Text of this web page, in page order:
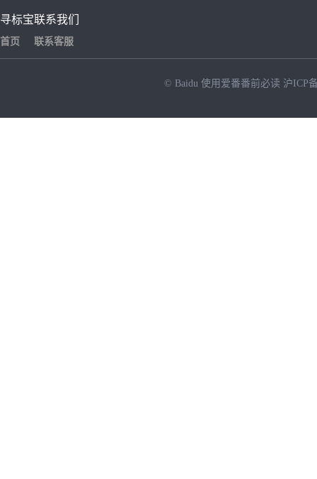
寻标宝
首页
联系我们
联系客服
© Baidu 使用爱番番前必读 沪ICP